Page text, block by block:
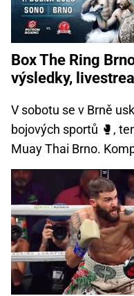
Box The Ring
výsledky,
V sobotu se v Brně
bojových sportů 🥊️,
Muay Thai Brno.